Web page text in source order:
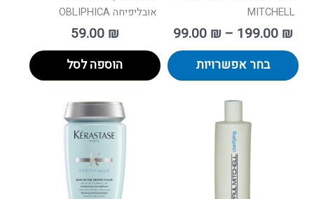
MITCHELL
99.00 ₪ – 199.00 ₪
בחר אפשרויות
אובליפיחה OBLIPHICA
59.00 ₪
הוספה לסל